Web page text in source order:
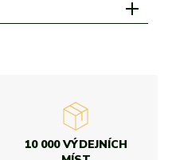
10 000 VÝDEJNÍCH